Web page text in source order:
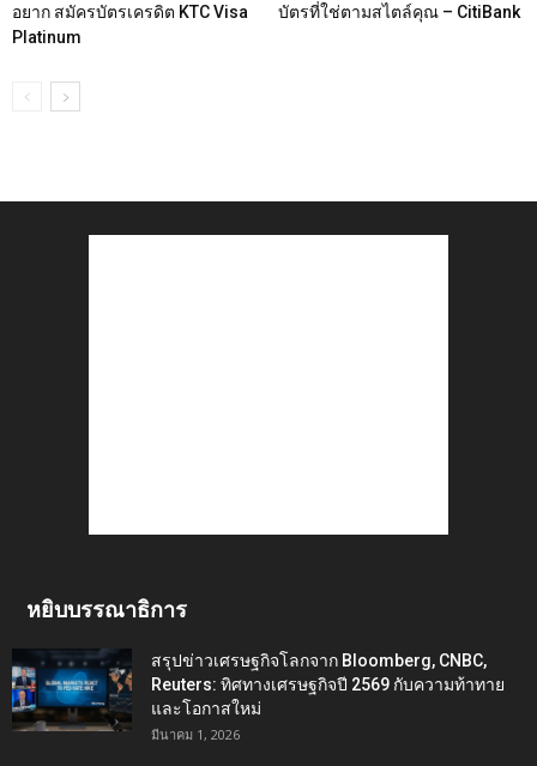
อยาก สมัครบัตรเครดิต KTC Visa
Platinum
บัตรที่ใช่ตามสไตล์คุณ – CitiBank
หยิบบรรณาธิการ
สรุปข่าวเศรษฐกิจโลกจาก Bloomberg, CNBC,
Reuters: ทิศทางเศรษฐกิจปี 2569 กับความท้าทาย
และโอกาสใหม่
มีนาคม 1, 2026